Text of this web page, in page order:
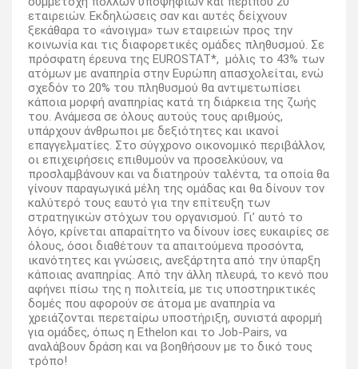
εταιρειών. Εκδηλώσεις σαν και αυτές δείχνουν
ξεκάθαρα το «άνοιγμα» των εταιρειών προς την
κοινωνία και τις διαφορετικές ομάδες πληθυσμού. Σε
πρόσφατη έρευνα της EUROSTAT*, μόλις το 43% των
ατόμων με αναπηρία στην Ευρώπη απασχολείται, ενώ
σχεδόν το 20% του πληθυσμού θα αντιμετωπίσει
κάποια μορφή αναπηρίας κατά τη διάρκεια της ζωής
του. Ανάμεσα σε όλους αυτούς τους αριθμούς,
υπάρχουν άνθρωποι με δεξιότητες και ικανοί
επαγγελματίες. Στο σύγχρονο οικονομικό περιβάλλον,
οι επιχειρήσεις επιθυμούν να προσελκύουν, να
προσλαμβάνουν και να διατηρούν ταλέντα, τα οποία θα
γίνουν παραγωγικά μέλη της ομάδας και θα δίνουν τον
καλύτερό τους εαυτό για την επίτευξη των
στρατηγικών στόχων του οργανισμού. Γι’ αυτό το
λόγο, κρίνεται απαραίτητο να δίνουν ίσες ευκαιρίες σε
όλους, όσοι διαθέτουν τα απαιτούμενα προσόντα,
ικανότητες και γνώσεις, ανεξάρτητα από την ύπαρξη
κάποιας αναπηρίας. Από την άλλη πλευρά, το κενό που
αφήνει πίσω της η πολιτεία, με τις υποστηρικτικές
δομές που αφορούν σε άτομα με αναπηρία να
χρειάζονται περεταίρω υποστήριξη, συνιστά αφορμή
για ομάδες, όπως η Ethelon και το Job-Pairs, να
αναλάβουν δράση και να βοηθήσουν με το δικό τους
τρόπο!